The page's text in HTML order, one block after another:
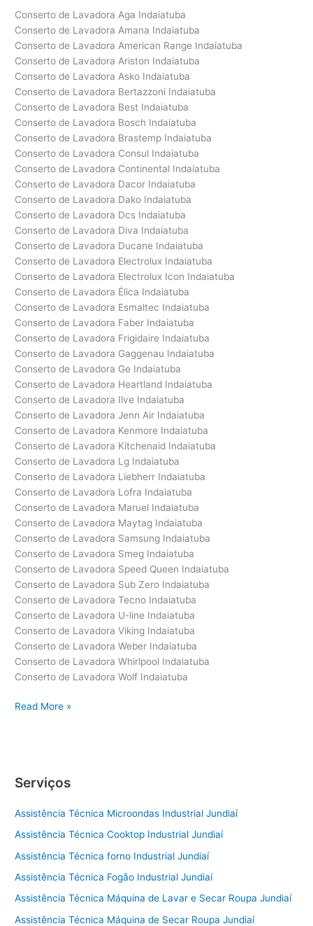
Conserto de Lavadora Aga Indaiatuba
Conserto de Lavadora Amana Indaiatuba
Conserto de Lavadora American Range Indaiatuba
Conserto de Lavadora Ariston Indaiatuba
Conserto de Lavadora Asko Indaiatuba
Conserto de Lavadora Bertazzoni Indaiatuba
Conserto de Lavadora Best Indaiatuba
Conserto de Lavadora Bosch Indaiatuba
Conserto de Lavadora Brastemp Indaiatuba
Conserto de Lavadora Consul Indaiatuba
Conserto de Lavadora Continental Indaiatuba
Conserto de Lavadora Dacor Indaiatuba
Conserto de Lavadora Dako Indaiatuba
Conserto de Lavadora Dcs Indaiatuba
Conserto de Lavadora Diva Indaiatuba
Conserto de Lavadora Ducane Indaiatuba
Conserto de Lavadora Electrolux Indaiatuba
Conserto de Lavadora Electrolux Icon Indaiatuba
Conserto de Lavadora Élica Indaiatuba
Conserto de Lavadora Esmaltec Indaiatuba
Conserto de Lavadora Faber Indaiatuba
Conserto de Lavadora Frigidaire Indaiatuba
Conserto de Lavadora Gaggenau Indaiatuba
Conserto de Lavadora Ge Indaiatuba
Conserto de Lavadora Heartland Indaiatuba
Conserto de Lavadora Ilve Indaiatuba
Conserto de Lavadora Jenn Air Indaiatuba
Conserto de Lavadora Kenmore Indaiatuba
Conserto de Lavadora Kitchenaid Indaiatuba
Conserto de Lavadora Lg Indaiatuba
Conserto de Lavadora Liebherr Indaiatuba
Conserto de Lavadora Lofra Indaiatuba
Conserto de Lavadora Maruel Indaiatuba
Conserto de Lavadora Maytag Indaiatuba
Conserto de Lavadora Samsung Indaiatuba
Conserto de Lavadora Smeg Indaiatuba
Conserto de Lavadora Speed Queen Indaiatuba
Conserto de Lavadora Sub Zero Indaiatuba
Conserto de Lavadora Tecno Indaiatuba
Conserto de Lavadora U-line Indaiatuba
Conserto de Lavadora Viking Indaiatuba
Conserto de Lavadora Weber Indaiatuba
Conserto de Lavadora Whirlpool Indaiatuba
Conserto de Lavadora Wolf Indaiatuba
Conserto
Read More »
Serviços
Assistência Técnica Microondas Industrial Jundiaí
Assistência Técnica Cooktop Industrial Jundiaí
Assistência Técnica forno Industrial Jundiaí
Assistência Técnica Fogão Industrial Jundiaí
Assistência Técnica Máquina de Lavar e Secar Roupa Jundiaí
Assistência Técnica Máquina de Secar Roupa Jundiaí